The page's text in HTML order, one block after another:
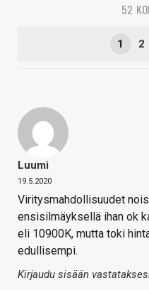
52
1 2
Luumi
19.5.2020
Viritysmahdollisuudet
ensisilmäyksellä ihan ok
eli 10900K, mutta toki
edullisempi.
Kirjaudu sisään